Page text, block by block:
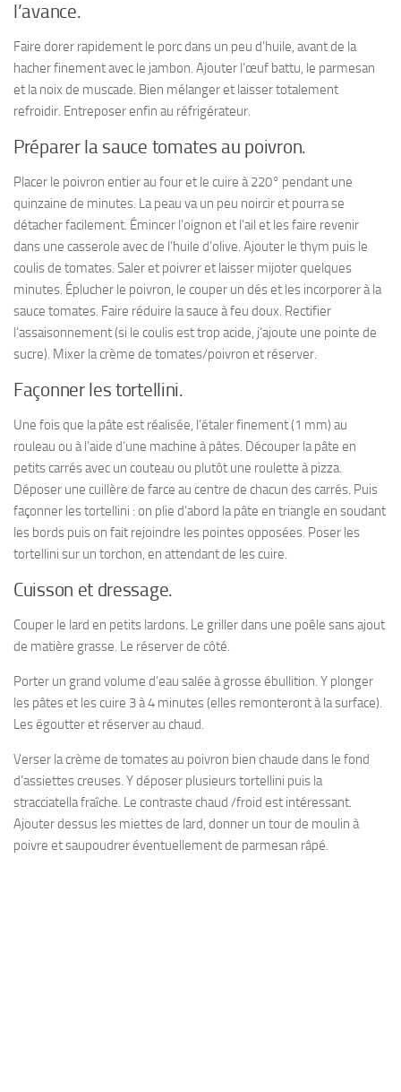
l’avance.
Faire dorer rapidement le porc dans un peu d’huile, avant de la
hacher finement avec le jambon. Ajouter l’œuf battu, le parmesan
et la noix de muscade. Bien mélanger et laisser totalement
refroidir. Entreposer enfin au réfrigérateur.
Préparer la sauce tomates au poivron.
Placer le poivron entier au four et le cuire à 220° pendant une
quinzaine de minutes. La peau va un peu noircir et pourra se
détacher facilement. Émincer l’oignon et l’ail et les faire revenir
dans une casserole avec de l’huile d’olive. Ajouter le thym puis le
coulis de tomates. Saler et poivrer et laisser mijoter quelques
minutes. Éplucher le poivron, le couper un dés et les incorporer à la
sauce tomates. Faire réduire la sauce à feu doux. Rectifier
l’assaisonnement (si le coulis est trop acide, j’ajoute une pointe de
sucre). Mixer la crème de tomates/poivron et réserver.
Façonner les tortellini.
Une fois que la pâte est réalisée, l’étaler finement (1 mm) au
rouleau ou à l’aide d’une machine à pâtes. Découper la pâte en
petits carrésavec un couteau ou plutôt une roulette à pizza.
Déposer une cuillère de farce au centre de chacun des carrés. Puis
façonner les tortellini : on plie d’abord la pâte en triangle en soudant
les bords puis on fait rejoindre les pointes opposées. Poser les
tortellini sur un torchon, en attendant de les cuire.
Cuisson et dressage.
Couper le lard en petits lardons. Le griller dans une poêle sans ajout
de matière grasse. Le réserver de côté.
Porter un grand volume d’eau salée à grosse ébullition. Y plonger
les pâtes et les cuire 3 à 4 minutes (elles remonteront à la surface).
Les égoutter et réserver au chaud.
Verser la crème de tomates au poivron bien chaude dans le fond
d’assiettes creuses. Y déposer plusieurs tortellini puis la
stracciatella fraîche. Le contraste chaud /froid est intéressant.
Ajouter dessus les miettes de lard, donner un tour de moulin à
poivre et saupoudrer éventuellement de parmesan râpé.